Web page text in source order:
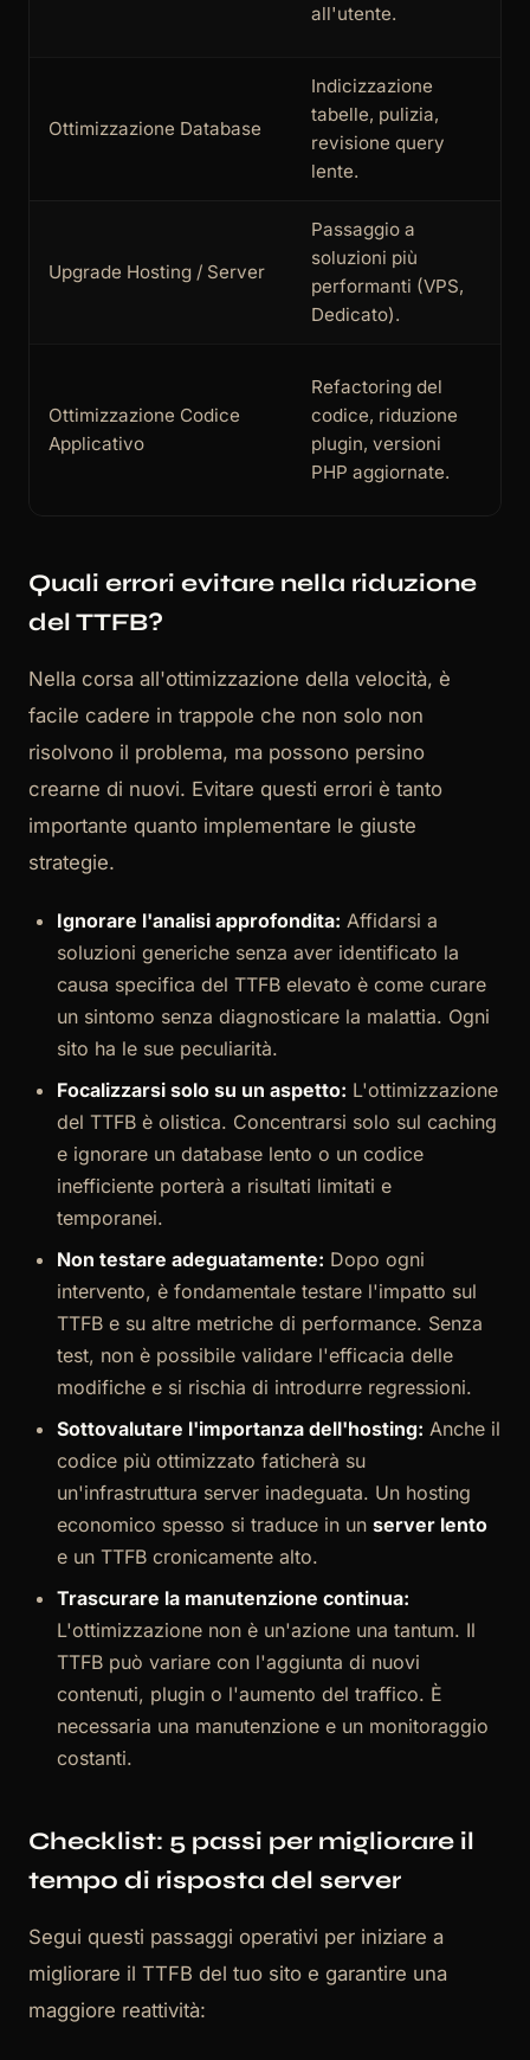
all'utente.
Ottimizzazione Database
Indicizzazione
tabelle, pulizia,
revisione query
lente.
Upgrade Hosting / Server
Passaggio a
soluzioni più
performanti (VPS,
Dedicato).
Ottimizzazione Codice
Applicativo
Refactoring del
codice, riduzione
plugin, versioni
PHP aggiornate.
Quali errori evitare nella riduzione
del TTFB?
Nella corsa all'ottimizzazione della velocità, è
facile cadere in trappole che non solo non
risolvono il problema, ma possono persino
crearne di nuovi. Evitare questi errori è tanto
importante quanto implementare le giuste
strategie.
Ignorare l'analisi approfondita: Affidarsi a
soluzioni generiche senza aver identificato la
causa specifica del TTFB elevato è come curare
un sintomo senza diagnosticare la malattia. Ogni
sito ha le sue peculiarità.
Focalizzarsi solo su un aspetto: L'ottimizzazione
del TTFB è olistica. Concentrarsi solo sul caching
e ignorare un database lento o un codice
inefficiente porterà a risultati limitati e
temporanei.
Non testare adeguatamente: Dopo ogni
intervento, è fondamentale testare l'impatto sul
TTFB e su altre metriche di performance. Senza
test, non è possibile validare l'efficacia delle
modifiche e si rischia di introdurre regressioni.
Sottovalutare l'importanza dell'hosting: Anche il
codice più ottimizzato faticherà su
un'infrastruttura server inadeguata. Un hosting
economico spesso si traduce in un server lento
e un TTFB cronicamente alto.
Trascurare la manutenzione continua:
L'ottimizzazione non è un'azione una tantum. Il
TTFB può variare con l'aggiunta di nuovi
contenuti, plugin o l'aumento del traffico. È
necessaria una manutenzione e un monitoraggio
costanti.
Checklist: 5 passi per migliorare il
tempo di risposta del server
Segui questi passaggi operativi per iniziare a
migliorare il TTFB del tuo sito e garantire una
maggiore reattività: